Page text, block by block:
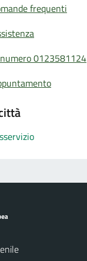
frequenti
0123581124